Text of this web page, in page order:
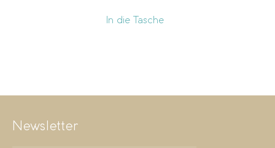
In die Tasche
Newsletter